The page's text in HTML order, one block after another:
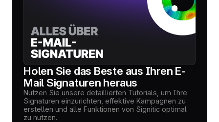
Holen Sie das Beste aus Ihren E-
Mail Signaturen heraus
Nutzen Sie unsere detaillierten Tutorials, um Ihre
Signaturen einzurichten, effektive Kampagnen zu
erstellen und alle Funktionen von Signitic optimal
zu nutzen.